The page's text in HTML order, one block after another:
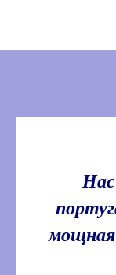
мощная